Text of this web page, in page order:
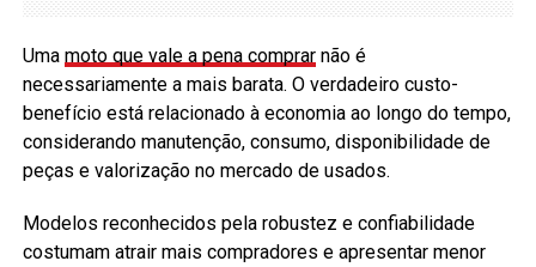
Uma moto que vale a pena comprarnão é
necessariamente a mais barata. O verdadeiro custo-
benefício está relacionado à economia ao longo do tempo,
considerando manutenção, consumo, disponibilidade de
peças e valorização no mercado de usados.
Modelos reconhecidos pela robustez e confiabilidade
costumam atrair mais compradores e apresentar menor